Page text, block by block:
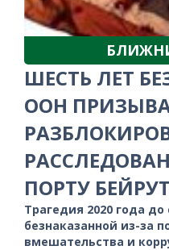
ШЕСТЬ ЛЕТ
ООН
ПОРТУ
Трагедия 2020 года до
безнаказанной из-за
вмешательства и